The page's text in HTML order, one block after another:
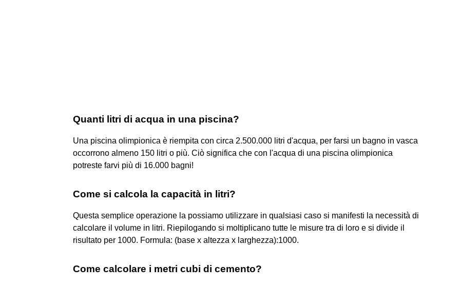
Quanti litri di acqua in una piscina?
Una piscina olimpionica è riempita con circa 2.500.000 litri d'acqua, per farsi un bagno in vasca
occorrono almeno 150 litri o più. Ciò significa che con l'acqua di una piscina olimpionica
potreste farvi più di 16.000 bagni!
Come si calcola la capacità in litri?
Questa semplice operazione la possiamo utilizzare in qualsiasi caso si manifesti la necessità di
calcolare il volume in litri. Riepilogando si moltiplicano tutte le misure tra di loro e si divide il
risultato per 1000. Formula: (base x altezza x larghezza):1000.
Come calcolare i metri cubi di cemento?